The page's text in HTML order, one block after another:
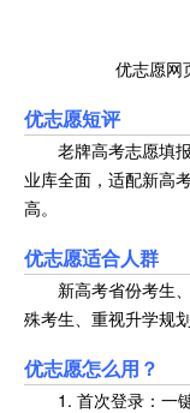
优志愿网
优志愿短评
老牌高考志愿填
业库全面，适配新高
高。
优志愿适合人群
新高考省份考生
殊考生、重视升学规划
优志愿怎么用？
1. 首次登录：一